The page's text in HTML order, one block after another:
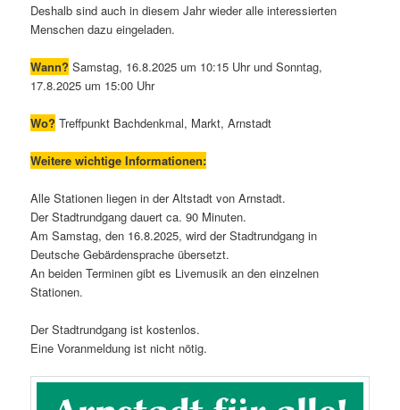
Deshalb sind auch in diesem Jahr wieder alle interessierten
Menschen dazu eingeladen.
Wann? Samstag, 16.8.2025 um 10:15 Uhr und Sonntag,
17.8.2025 um 15:00 Uhr
Wo? Treffpunkt Bachdenkmal, Markt, Arnstadt
Weitere wichtige Informationen:
Alle Stationen liegen in der Altstadt von Arnstadt.
Der Stadtrundgang dauert ca. 90 Minuten.
Am Samstag, den 16.8.2025, wird der Stadtrundgang in
Deutsche Gebärdensprache übersetzt.
An beiden Terminen gibt es Livemusik an den einzelnen
Stationen.
Der Stadtrundgang ist kostenlos.
Eine Voranmeldung ist nicht nötig.